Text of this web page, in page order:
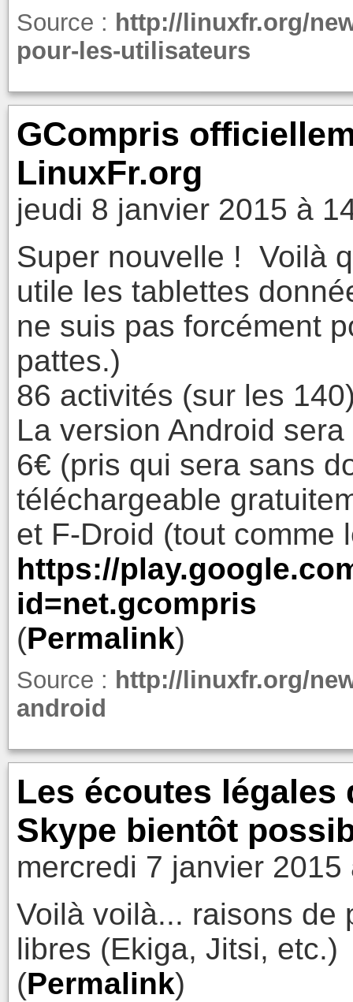
Source : http://linuxfr.org/
pour-les-utilisateurs
GCompris
LinuxFr.org
jeudi 8 janvier 2015 à
Super nouvelle ! Voilà
utile les tablettes
ne suis pas forcément
pattes.)
86 activités (sur les
La version Android
6€ (pris qui sera sans
téléchargeable
et F-Droid (tout comme
https://
id=net.gcompris
(Permalink)
Source : http://linuxfr.org/
android
Les écoutes
Skype bientôt
mercredi 7 janvier 2015
Voilà voilà... raisons de
libres (Ekiga, Jitsi, etc.)
(Permalink)